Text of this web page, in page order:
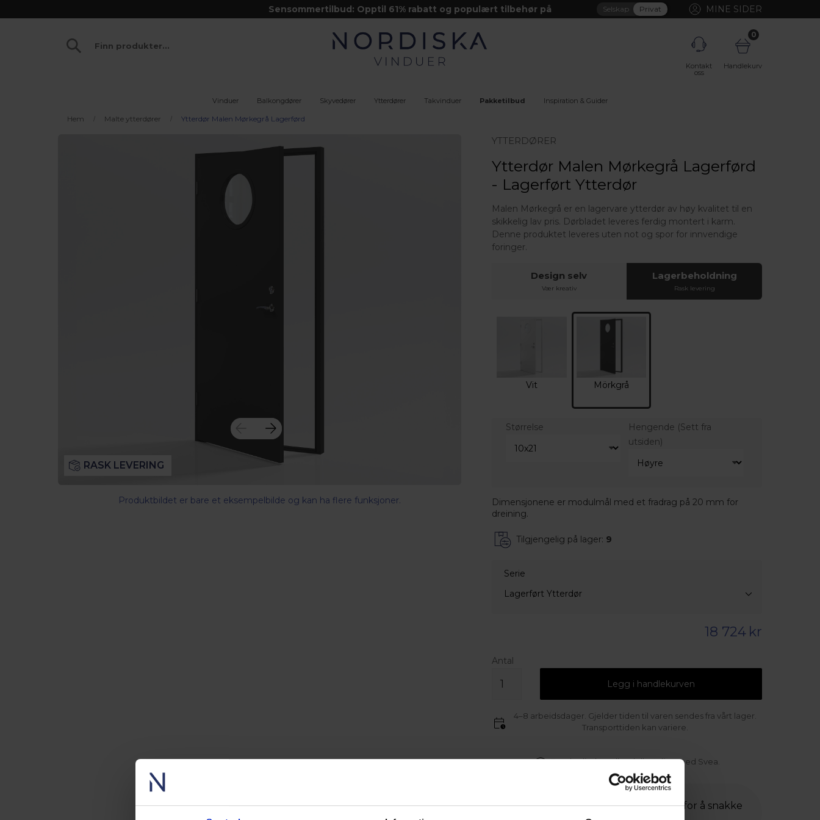
Sensommertilbud: Opptil 61% rabatt og populært tilbehør på
Selskap Privat MINE SIDER
Kontakt
oss
0
Handlekurv
Vinduer Balkongdører Skyvedører Ytterdører Takvinduer Pakke­tilbud Inspiration & Guider
Hem Malte ytterdører Ytterdør Malen Mørkegrå Lagerførd
RASK LEVERING
Produktbildet er bare et eksempelbilde og kan ha flere funksjoner.
YTTERDØRER
Ytterdør Malen Mørkegrå Lagerførd
- Lagerført Ytterdør
Malen Mørkegrå er en lagervare ytterdør av høy kvalitet til en
skikkelig lav pris. Dørbladet leveres ferdig montert i karm.
Denne produktet leveres uten not og spor for innvendige
foringer.
Design selv
Vær kreativ
Lagerbeholdning
Rask levering
Vit Mörkgrå
Størrelse Hengende (Sett fra
utsiden)
Dimensjonene er modulmål med et fradrag på 20 mm for
dreining.
Tilgjengelig på lager: 9
Serie
Lagerført Ytterdør
18 724 kr
Antal
Legg i handlekurven
4–8 arbeidsdager. Gjelder tiden til varen sendes fra vårt lager.
Transporttiden kan variere.
Betale direkte eller delbetaling med Svea.
Trenger du hjelp? Klikk her for å snakke